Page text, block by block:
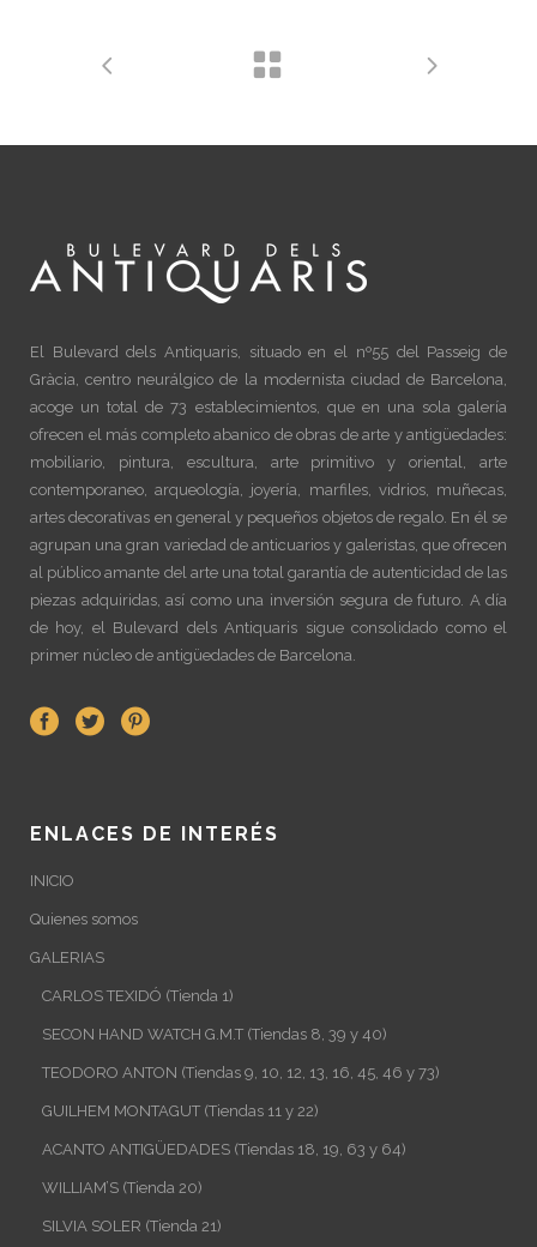
El Bulevard dels Antiquaris, situado en el nº55 del Passeig de
Gràcia, centro neurálgico de la modernista ciudad de Barcelona,
acoge un total de 73 establecimientos, que en una sola galería
ofrecen el más completo abanico de obras de arte y antigüedades:
mobiliario, pintura, escultura, arte primitivo y oriental, arte
contemporaneo, arqueología, joyería, marfiles, vidrios, muñecas,
artes decorativas en general y pequeños objetos de regalo. En él se
agrupan una gran variedad de anticuarios y galeristas, que ofrecen
al público amante del arte una total garantía de autenticidad de las
piezas adquiridas, así como una inversión segura de futuro. A día
de hoy, el Bulevard dels Antiquaris sigue consolidado como el
primer núcleo de antigüedades de Barcelona.
ENLACES DE INTERÉS
INICIO
Quienes somos
GALERIAS
CARLOS TEXIDÓ (Tienda 1)
SECON HAND WATCH G.M.T (Tiendas 8, 39 y 40)
TEODORO ANTON (Tiendas 9, 10, 12, 13, 16, 45, 46 y 73)
GUILHEM MONTAGUT (Tiendas 11 y 22)
ACANTO ANTIGÜEDADES (Tiendas 18, 19, 63 y 64)
WILLIAM’S (Tienda 20)
SILVIA SOLER (Tienda 21)